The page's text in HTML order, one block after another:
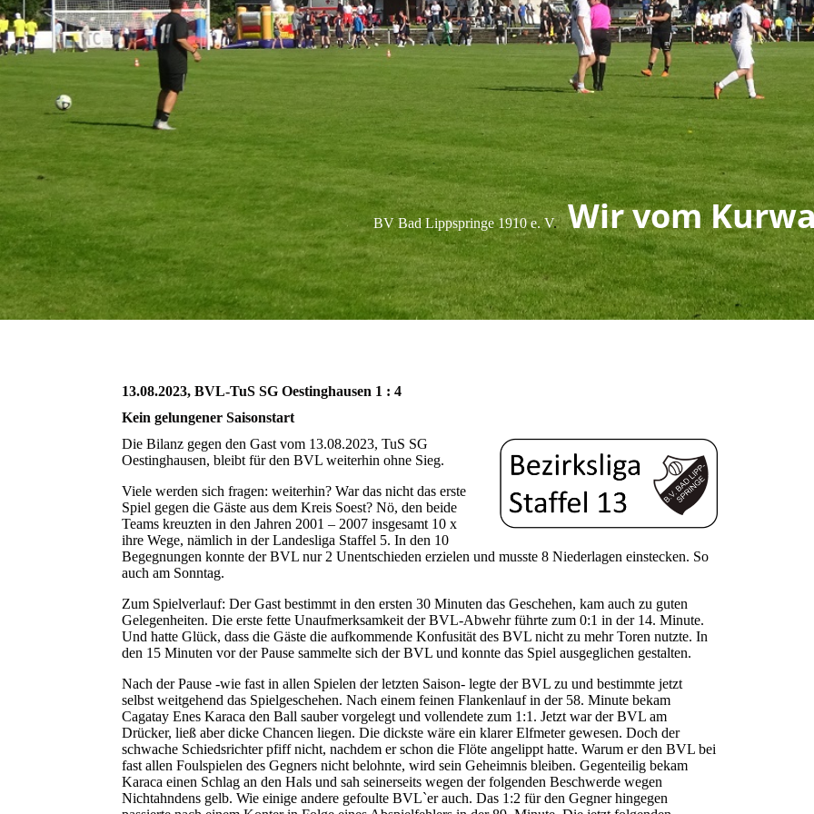
BV Bad Lippspringe 1910 e. V. Wir vom
13.08.2023, BVL-TuS SG Oestinghausen 1 : 4
Kein gelungener Saisonstart
Die Bilanz gegen den Gast vom 13.08.2023, TuS SG
Oestinghausen, bleibt für den BVL weiterhin ohne Sieg.
Viele werden sich fragen: weiterhin? War das nicht das erste
Spiel gegen die Gäste aus dem Kreis Soest? Nö, den beide
Teams kreuzten in den Jahren 2001 – 2007 insgesamt 10 x
ihre Wege, nämlich in der Landesliga Staffel 5. In den 10
Begegnungen konnte der BVL nur 2 Unentschieden erzielen und musste 8 Niederlagen einstecken. So
auch am Sonntag.
Zum Spielverlauf: Der Gast bestimmt in den ersten 30 Minuten das Geschehen, kam auch zu guten
Gelegenheiten. Die erste fette Unaufmerksamkeit der BVL-Abwehr führte zum 0:1 in der 14. Minute.
Und hatte Glück, dass die Gäste die aufkommende Konfusität des BVL nicht zu mehr Toren nutzte. In
den 15 Minuten vor der Pause sammelte sich der BVL und konnte das Spiel ausgeglichen gestalten.
Nach der Pause -wie fast in allen Spielen der letzten Saison- legte der BVL zu und bestimmte jetzt
selbst weitgehend das Spielgeschehen. Nach einem feinen Flankenlauf in der 58. Minute bekam
Cagatay Enes Karaca den Ball sauber vorgelegt und vollendete zum 1:1. Jetzt war der BVL am
Drücker, ließ aber dicke Chancen liegen. Die dickste wäre ein klarer Elfmeter gewesen. Doch der
schwache Schiedsrichter pfiff nicht, nachdem er schon die Flöte angelippt hatte. Warum er den BVL bei
fast allen Foulspielen des Gegners nicht belohnte, wird sein Geheimnis bleiben. Gegenteilig bekam
Karaca einen Schlag an den Hals und sah seinerseits wegen der folgenden Beschwerde wegen
Nichtahndens gelb. Wie einige andere gefoulte BVL`er auch. Das 1:2 für den Gegner hingegen